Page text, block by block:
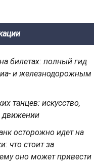
билетах: полный гид
и железнодорожным
танцев: искусство,
движении
осторожно идет на
что стоит за
оно может привести